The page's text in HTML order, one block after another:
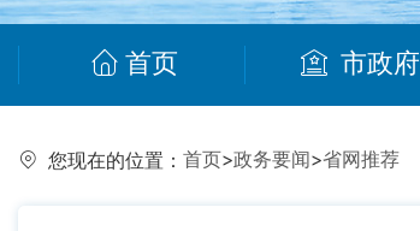
首页 市政府
您现在的位置： 首页>政务要闻>省网推荐